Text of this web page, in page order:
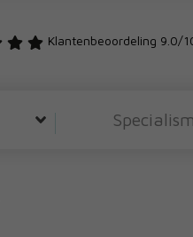
Klantenbeoordeling 9.0/